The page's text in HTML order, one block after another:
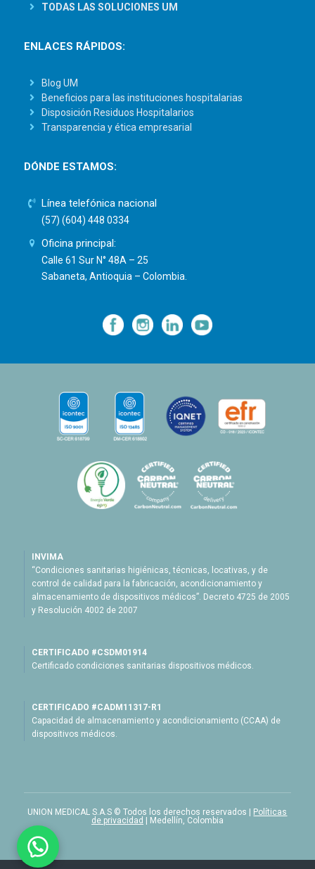
TODAS LAS SOLUCIONES UM
ENLACES RÁPIDOS:
Blog UM
Beneficios para las instituciones hospitalarias
Disposición Residuos Hospitalarios
Transparencia y ética empresarial
DÓNDE ESTAMOS:
Línea telefónica nacional
(57) (604) 448 0334
Oficina principal:
Calle 61 Sur N° 48A – 25
Sabaneta, Antioquia – Colombia.
— — —
INVIMA
“Condiciones sanitarias higiénicas, técnicas, locativas, y de
control de calidad para la fabricación, acondicionamiento y
almacenamiento de dispositivos médicos”. Decreto 4725 de 2005
y Resolución 4002 de 2007
CERTIFICADO #CSDM01914
Certificado condiciones sanitarias dispositivos médicos.
CERTIFICADO #CADM11317-R1
Capacidad de almacenamiento y acondicionamiento (CCAA) de
dispositivos médicos.
UNION MEDICAL S.A.S © Todos los derechos reservados |
Políticas
de privacidad
| Medellín, Colombia